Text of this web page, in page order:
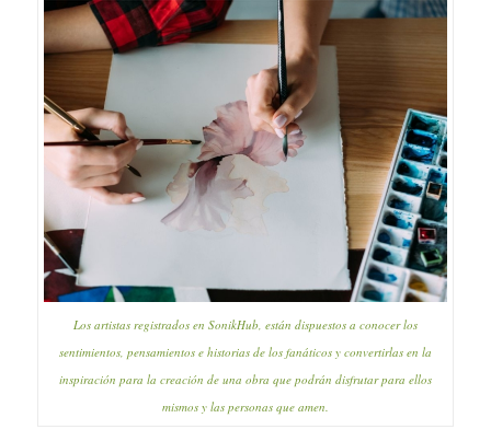
Los artistas registrados en SonikHub, están dispuestos a conocer los
sentimientos, pensamientos e historias de los fanáticos y convertirlas en la
inspiración para la creación de una obra que podrán disfrutar para ellos
mismos y las personas que amen.